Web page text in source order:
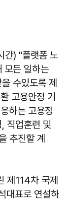
간) "플랫폼 노
모든 일하는
수있도록 제
고용안정 기
하는 고용정
직업훈련 및
추진할 계
제114차 국제
대표로 연설하